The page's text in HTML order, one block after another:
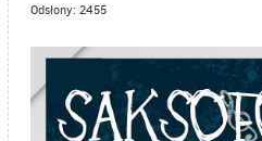
Odsłony: 2455